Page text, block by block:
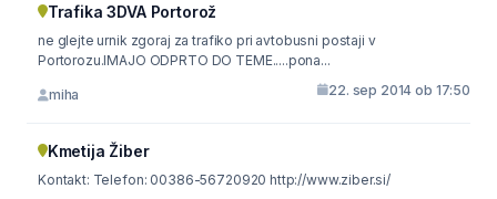
Trafika 3DVA Portorož
ne glejte urnik zgoraj za trafiko pri avtobusni postaji v
Portorozu.IMAJO ODPRTO DO TEME.....pona...
miha 22. sep 2014 ob 17:50
Kmetija Žiber
Kontakt: Telefon: 00386-56720920 http://www.ziber.si/